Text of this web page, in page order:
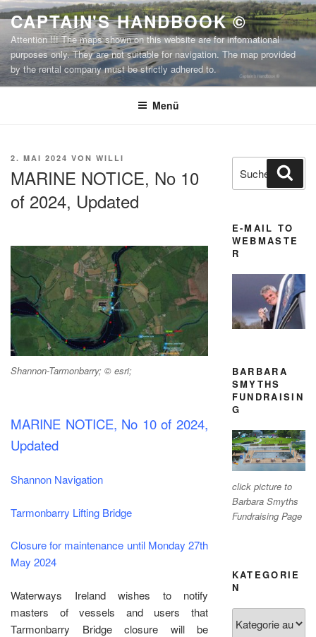
Zum
Inhalt
springen
CAPTAIN'S HANDBOOK ©
Attention !!! The maps shown on this website are for informational
purposes only. They are not suitable for navigation. The map provided
by the rental company must be strictly adhered to.
Menü
VERÖFFENTLICHT
2. MAI 2024 VON WILLI
MARINE NOTICE, No 10
of 2024, Updated
Shannon-Tarmonbarry; © esri;
MARINE NOTICE, No 10 of 2024,
Updated
Shannon Navigation
Tarmonbarry Lifting Bridge
Closure for maintenance until Monday 27th
May 2024
Waterways Ireland wishes to notify
masters of vessels and users that
Tarmonbarry Bridge closure will be
Suchen
nach:
E-MAIL TO
WEBMASTE
R
BARBARA
SMYTHS
FUNDRAISIN
G
click picture to
Barbara Smyths
Fundraising Page
KATEGORIE
N